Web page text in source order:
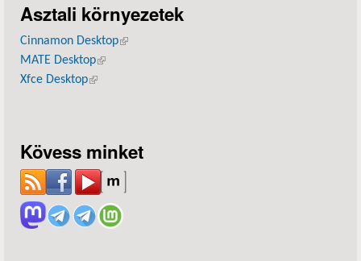
Asztali környezetek
Cinnamon Desktop(külső hivatkozás)
MATE Desktop(külső hivatkozás)
Xfce Desktop(külső hivatkozás)
Kövess minket